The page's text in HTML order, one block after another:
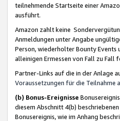
teilnehmende Startseite einer
ausführt.
Amazon zahlt keine
Anmeldungen unter Angabe
Person, wiederholter Bounty Events
alleinigen Ermessen von Fall zu
Partner-Links auf die in der Anlage
Voraussetzungen für die Teilnahme
(b) Bonus-Ereignisse
diesem Abschnitt 4(b)
Bonusereignis, wie im Anhang